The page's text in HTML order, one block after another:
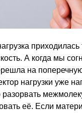
приходилась
А когда мы
на
нагрузки уже
её. Если